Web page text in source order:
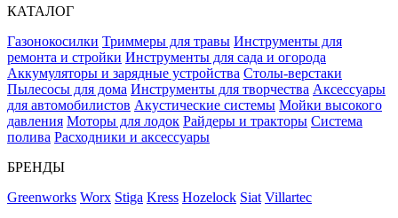
КАТАЛОГ
Газонокосилки Триммеры для травы Инструменты для
ремонта и стройки Инструменты для сада и огорода
Аккумуляторы и зарядные устройства Столы-верстаки
Пылесосы для дома Инструменты для творчества Аксессуары
для автомобилистов Акустические системы Мойки высокого
давления Моторы для лодок Райдеры и тракторы Система
полива Расходники и аксессуары
БРЕНДЫ
Greenworks Worx Stiga Kress Hozelock Siat Villartec